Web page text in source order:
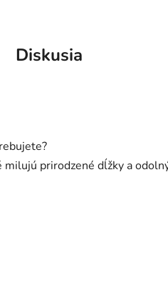
Diskusia
prirodzené dĺžky a